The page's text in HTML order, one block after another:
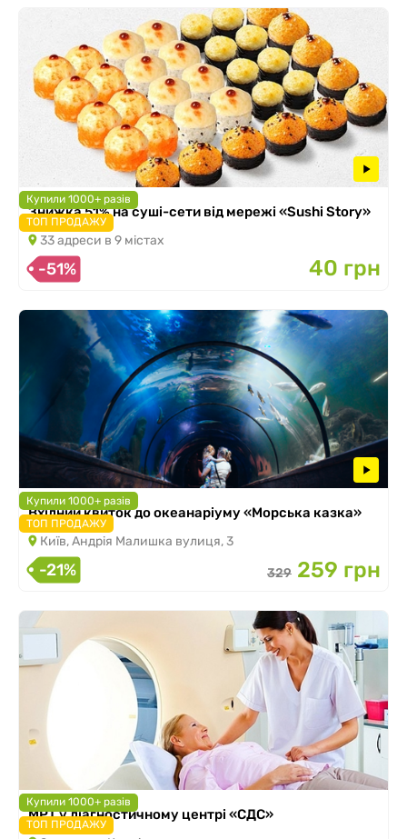
Купили 1000+ разів
ТОП ПРОДАЖУ
Знижка 51% на суші-сети від мережі «Sushi Story»
33 адреси в 9 містах
-51% 40 грн
Купили 1000+ разів
ТОП ПРОДАЖУ
Вхідний квиток до океанаріуму «Морська казка»
Київ, Андрія Малишка вулиця, 3
-21% 329 259 грн
Купили 1000+ разів
ТОП ПРОДАЖУ
МРТ у діагностичному центрі «СДС»